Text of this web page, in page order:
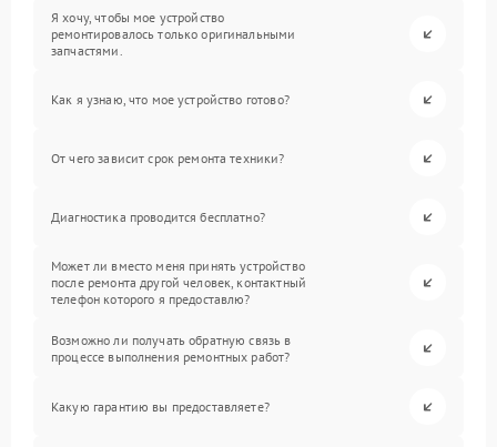
Я хочу, чтобы мое устройство
ремонтировалось только оригинальными
запчастями.
Как я узнаю, что мое устройство готово?
От чего зависит срок ремонта техники?
Диагностика проводится бесплатно?
Может ли вместо меня принять устройство
после ремонта другой человек, контактный
телефон которого я предоставлю?
Возможно ли получать обратную связь в
процессе выполнения ремонтных работ?
Какую гарантию вы предоставляете?